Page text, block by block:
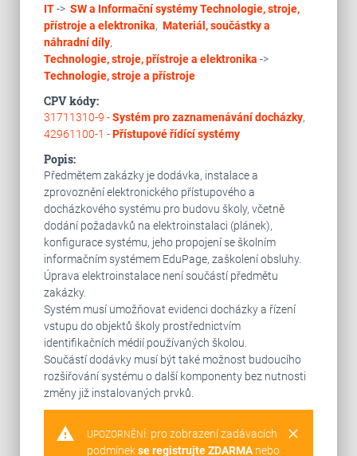
IT-> SW a Informační systémyTechnologie, stroje,
přístroje a elektronika, Materiál, součástky a
náhradní díly,
Technologie, stroje, přístroje a elektronika ->
Technologie, stroje a přístroje
CPV kódy:
31711310-9 -Systém pro zaznamenávání docházky,
42961100-1 -Přístupové řídící systémy
Popis:
Předmětem zakázky je dodávka, instalace a
zprovoznění elektronického přístupového a
docházkového systému pro budovu školy, včetně
dodání požadavků na elektroinstalaci (plánek),
konfigurace systému, jeho propojení se školním
informačním systémem EduPage, zaškolení obsluhy.
Úprava elektroinstalace není součástí předmětu
zakázky.
Systém musí umožňovat evidenci docházky a řízení
vstupu do objektů školy prostřednictvím
identifikačních médií používaných školou.
Součástí dodávky musí být také možnost budoucího
rozšiřování systému o další komponenty bez nutnosti
změny již instalovaných prvků.
warning clear
UPOZORNĚNÍ: pro zobrazení zadávacích
podmínekse registrujte ZDARMAnebo